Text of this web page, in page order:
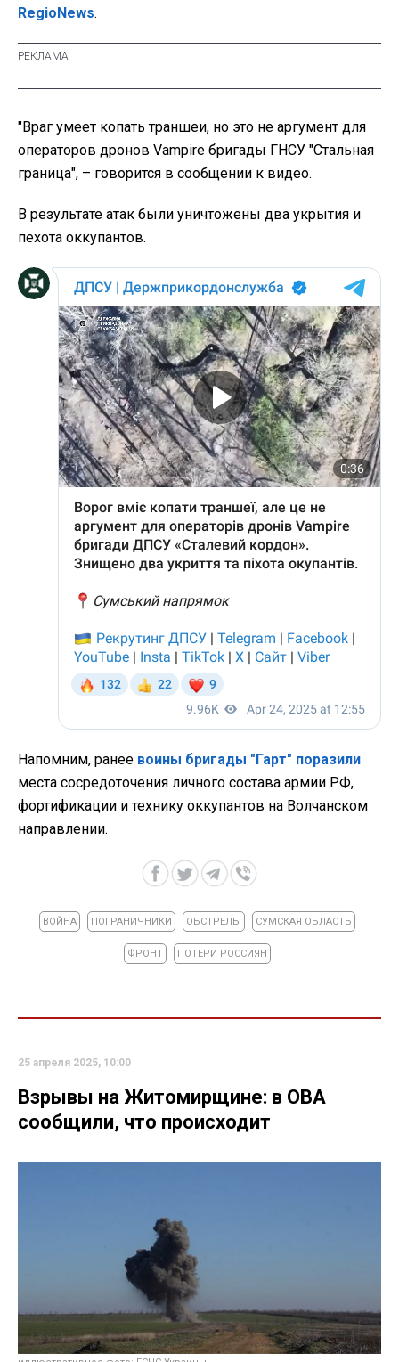
RegioNews.
"Враг умеет копать траншеи, но это не аргумент для
операторов дронов Vampire бригады ГНСУ "Стальная
граница", – говорится в сообщении к видео.
В результате атак были уничтожены два укрытия и
пехота оккупантов.
Напомним, ранее воины бригады "Гарт" поразили
места сосредоточения личного состава армии РФ,
фортификации и технику оккупантов на Волчанском
направлении.
ВОЙНА ПОГРАНИЧНИКИ ОБСТРЕЛЫ СУМСКАЯ ОБЛАСТЬ
ФРОНТ ПОТЕРИ РОССИЯН
25 апреля 2025, 10:00
Взрывы на Житомирщине: в ОВА
сообщили, что происходит